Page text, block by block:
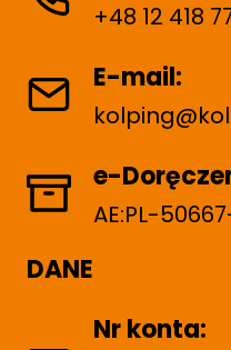
+48 12 418
E-mail:
e-
AE:PL-
DANE
Nr konta: